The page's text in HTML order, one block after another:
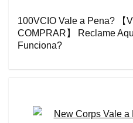
100VCIO Vale a Pena? 【
COMPRAR】 Reclame
Funciona?